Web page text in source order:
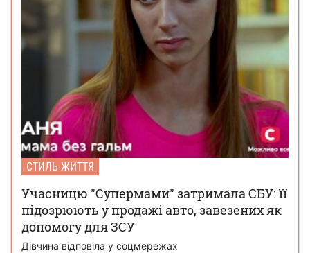
СТИЛЬ ЖИТТЯ
Учасницю "Супермами" затримала СБУ: її
підозрюють у продажі авто, завезених як
допомогу для ЗСУ
Дівчина відповіла у соцмережах